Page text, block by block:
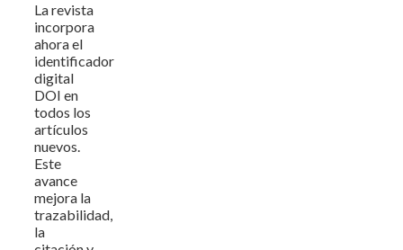
La revista
incorpora
ahora el
identificador
digital
DOI en
todos los
artículos
nuevos.
Este
avance
mejora la
trazabilidad,
la